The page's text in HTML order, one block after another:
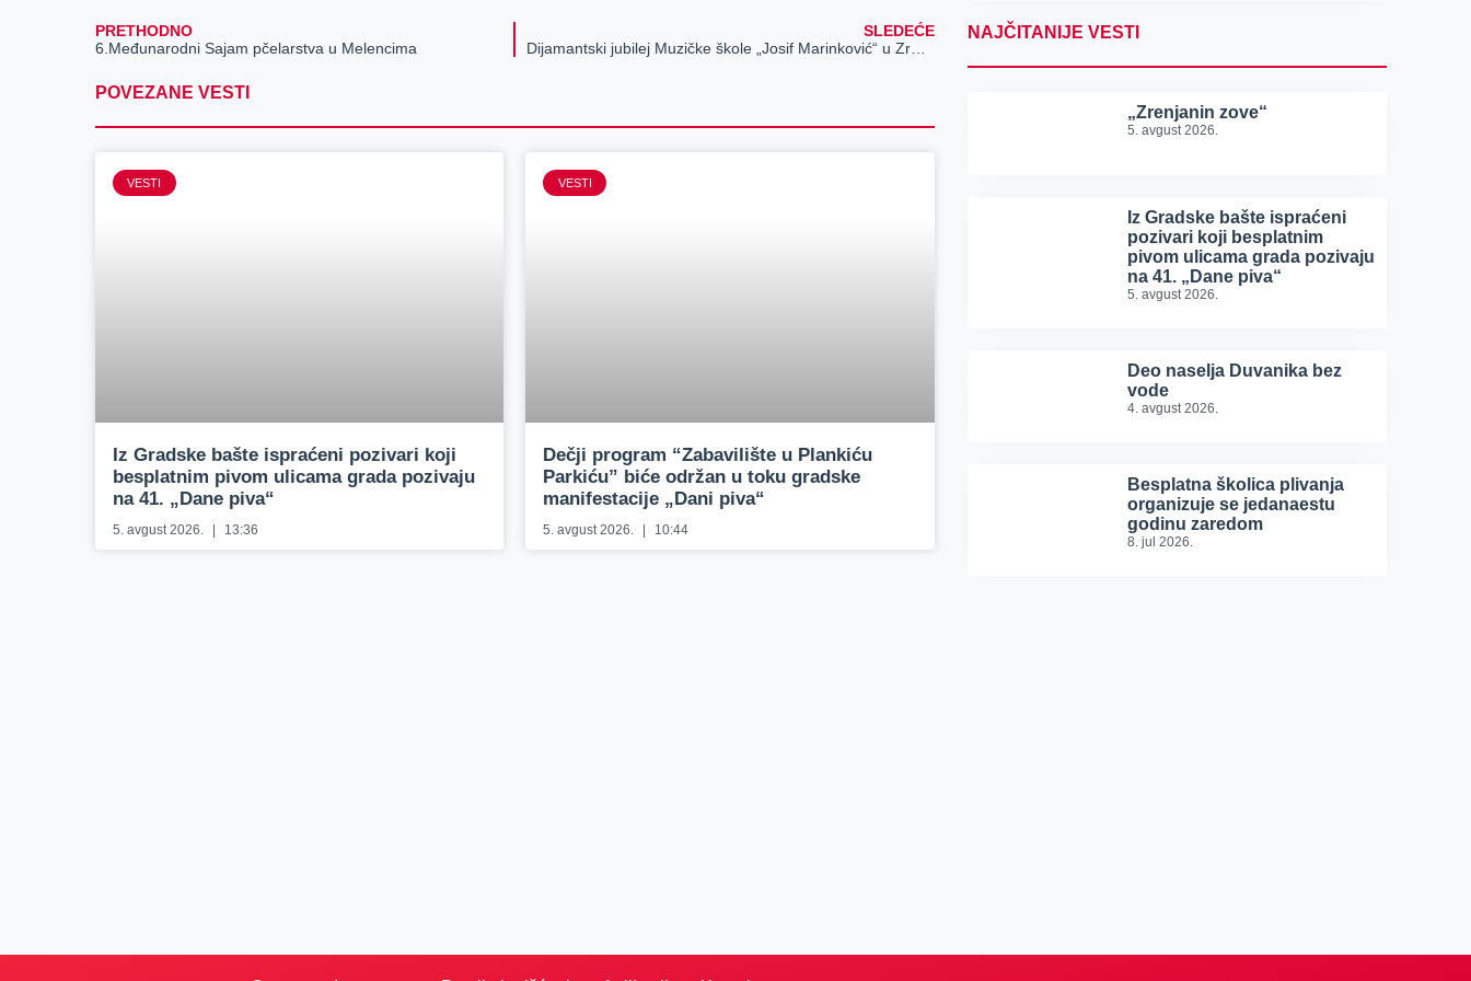
PRETHODNO
6.Međunarodni Sajam pčelarstva u Melencima
SLEDEĆE
Dijamantski jubilej Muzičke škole „Josif Marinković“ u Zrenjaninu
POVEZANE VESTI
VESTI
Iz Gradske bašte ispraćeni pozivari koji
besplatnim pivom ulicama grada pozivaju
na 41. „Dane piva“
5. avgust 2026. 13:36
VESTI
Dečji program “Zabavilište u Plankiću
Parkiću” biće održan u toku gradske
manifestacije „Dani piva“
5. avgust 2026. 10:44
NAJČITANIJE VESTI
„Zrenjanin zove“
5. avgust 2026.
Iz Gradske bašte ispraćeni
pozivari koji besplatnim
pivom ulicama grada pozivaju
na 41. „Dane piva“
5. avgust 2026.
Deo naselja Duvanika bez
vode
4. avgust 2026.
Besplatna školica plivanja
organizuje se jedanaestu
godinu zaredom
8. jul 2026.